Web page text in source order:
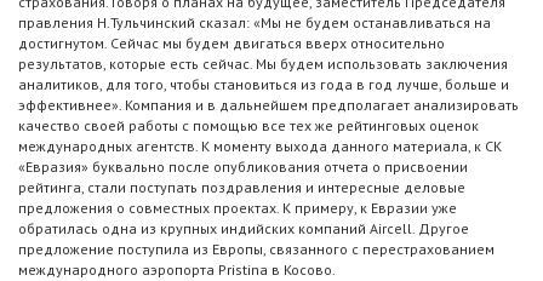
правления Н.Тульчинский сказал: «Мы не будем останавливаться на
достигнутом. Сейчас мы будем двигаться вверх относительно
результатов, которые есть сейчас. Мы будем использовать заключения
аналитиков, для того, чтобы становиться из года в год лучше, больше и
эффективнее». Компания и в дальнейшем предполагает анализировать
качество своей работы с помощью все тех же рейтинговых оценок
международных агентств. К моменту выхода данного материала, к СК
«Евразия» буквально после опубликования отчета о присвоении
рейтинга, стали поступать поздравления и интересные деловые
предложения о совместных проектах. К примеру, к Евразии уже
обратилась одна из крупных индийских компаний Aircell. Другое
предложение поступила из Европы, связанного с перестрахованием
международного аэропорта Pristina в Косово.